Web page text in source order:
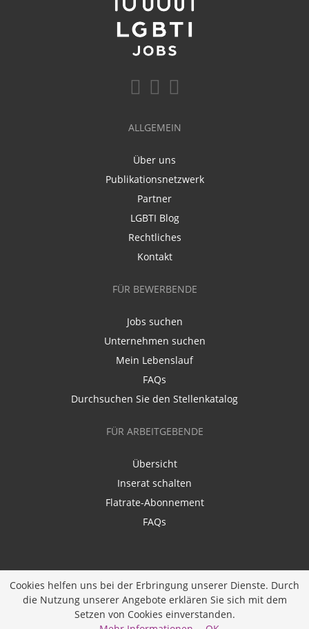
ALLGEMEIN
Über uns
Publikationsnetzwerk
Partner
LGBTI Blog
Rechtliches
Kontakt
FÜR BEWERBENDE
Jobs suchen
Unternehmen suchen
Mein Lebenslauf
FAQs
Durchsuchen Sie den Stellenkatalog
FÜR ARBEITGEBENDE
Übersicht
Inserat schalten
Flatrate-Abonnement
FAQs
Ein Unternehmen derDiversity Job Group GmbH
JOBIQO
Cookies helfen uns bei der Erbringung unserer Dienste. Durch
die Nutzung unserer Angebote erklären Sie sich mit dem
Setzen von Cookies einverstanden.